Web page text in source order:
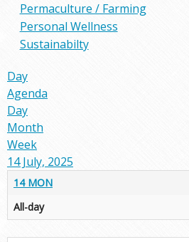
Permaculture / Farming
Personal Wellness
Sustainabilty
Day
Agenda
Day
Month
Week
14 July, 2025
14 MON
All-day